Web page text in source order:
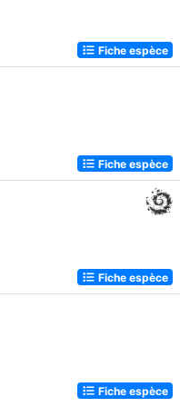
Fiche espèce
Fiche espèce
Fiche espèce
Fiche espèce